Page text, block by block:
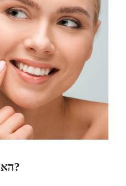
האם אפשר ליישר שיניים בלי גשר?